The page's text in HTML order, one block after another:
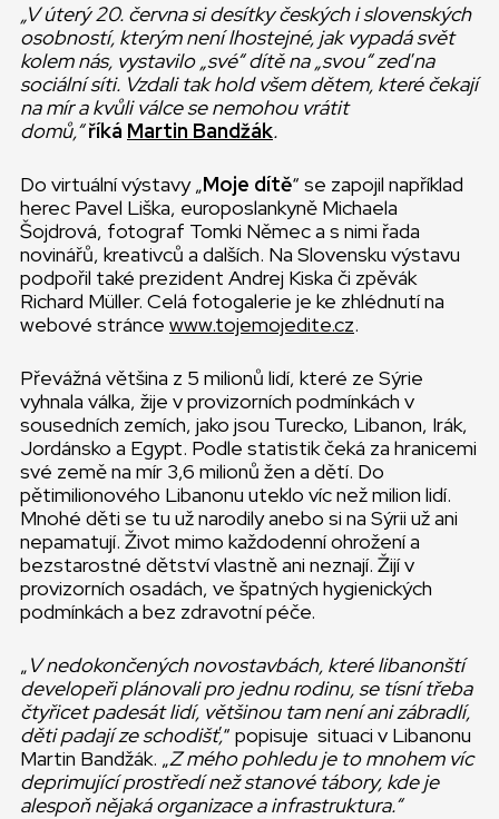
„V úterý 20. června si desítky českých i slovenských
osobností, kterým není lhostejné, jak vypadá svět
kolem nás, vystavilo „své“ dítě na „svou“ zeď na
sociální síti. Vzdali tak hold všem dětem, které čekají
na mír a kvůli válce se nemohou vrátit
domů,“říká Martin Bandžák.
Do virtuální výstavy „Moje dítě“ se zapojil například
herec Pavel Liška, europoslankyně Michaela
Šojdrová, fotograf Tomki Němec a s nimi řada
novinářů, kreativců a dalších. Na Slovensku výstavu
podpořil také prezident Andrej Kiska či zpěvák
Richard Müller. Celá fotogalerie je ke zhlédnutí na
webové stránce www.tojemojedite.cz.
Převážná většina z 5 milionů lidí, které ze Sýrie
vyhnala válka, žije v provizorních podmínkách v
sousedních zemích, jako jsou Turecko, Libanon, Irák,
Jordánsko a Egypt. Podle statistik čeká za hranicemi
své země na mír 3,6 milionů žen a dětí. Do
pětimilionového Libanonu uteklo víc než milion lidí.
Mnohé děti se tu už narodily anebo si na Sýrii už ani
nepamatují. Život mimo každodenní ohrožení a
bezstarostné dětství vlastně ani neznají. Žijí v
provizorních osadách, ve špatných hygienických
podmínkách a bez zdravotní péče.
„V nedokončených novostavbách, které libanonští
developeři plánovali pro jednu rodinu, se tísní třeba
čtyřicet padesát lidí, většinou tam není ani zábradlí,
děti padají ze schodišť,“ popisuje situaci v Libanonu
Martin Bandžák. „Z mého pohledu je to mnohem víc
deprimující prostředí než stanové tábory, kde je
alespoň nějaká organizace a infrastruktura.“